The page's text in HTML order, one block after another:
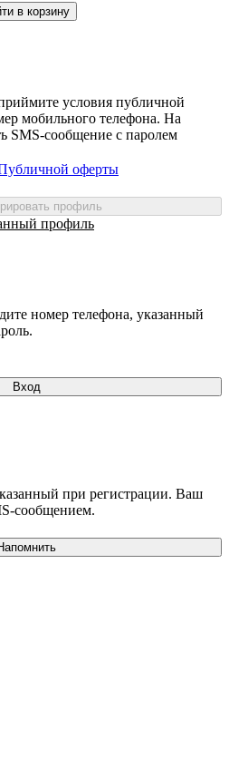
в корзину
условия публичной
мобильного телефона. На
SMS-сообщение с паролем
оферты
профиль
профиль
номер телефона, указанный
Вход
при регистрации. Ваш
сообщением.